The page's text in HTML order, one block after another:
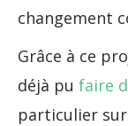
changement
Grâce à ce
déjà pu faire
particulier sur